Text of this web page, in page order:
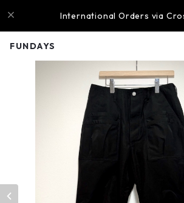
International Orders via
FUNDAYS